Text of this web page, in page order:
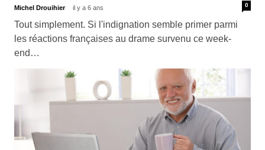
Michel Drouihier il y a 6 ans 0
Tout simplement. Si l'indignation semble primer parmi
les réactions françaises au drame survenu ce week-
end…